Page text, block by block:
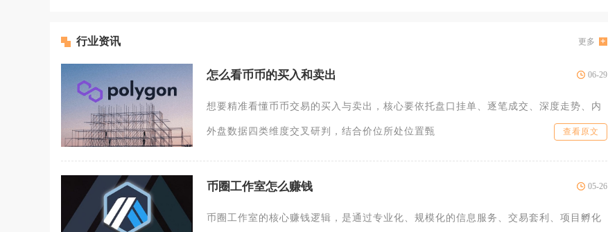
行业资讯 更多
怎么看币币的买入和卖出 06-29
想要精准看懂币币交易的买入与卖出，核心要依托盘口挂单、逐笔成交、深度走势、内
外盘数据四类维度交叉研判，结合价位所处位置甄 查看原文
币圈工作室怎么赚钱 05-26
币圈工作室的核心赚钱逻辑，是通过专业化、规模化的信息服务、交易套利、项目孵化